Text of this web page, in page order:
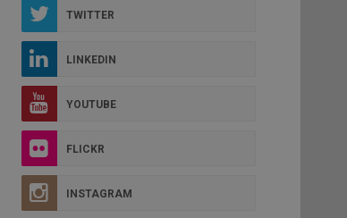
TWITTER
LINKEDIN
YOUTUBE
FLICKR
INSTAGRAM